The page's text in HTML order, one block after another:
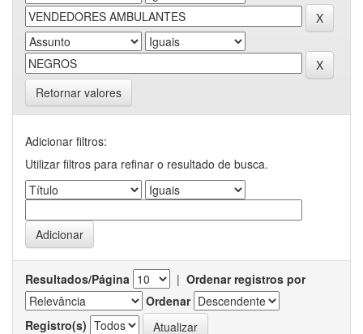
Retornar valores
Adicionar filtros:
Utilizar filtros para refinar o resultado de busca.
Resultados/Página | Ordenar registros por
Ordenar
Registro(s)